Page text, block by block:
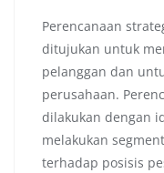
Perencanaan
ditujukan untuk
pelanggan dan
perusahaan.
dilakukan dengan
melakukan
terhadap posisis